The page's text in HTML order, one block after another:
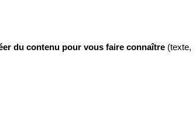
du contenu pour vous faire connaître (texte,